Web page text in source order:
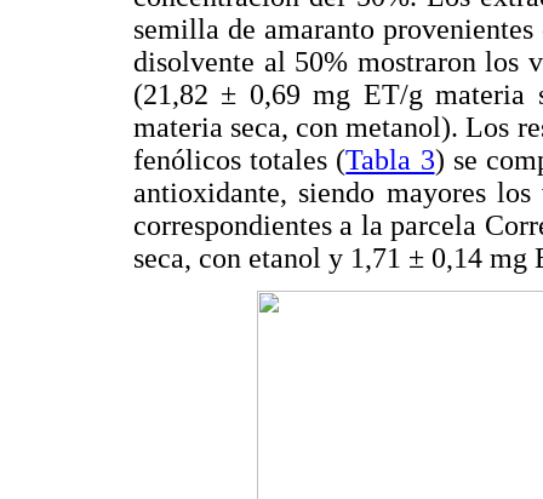
semilla de amaranto
disolvente al 50% mostraron los
(21,82 ± 0,69 mg ET/g materia
materia seca, con metanol). Los
fenólicos totales (Tabla 3) se
antioxidante, siendo mayores
correspondientes a la parcela
seca, con etanol y 1,71 ± 0,14